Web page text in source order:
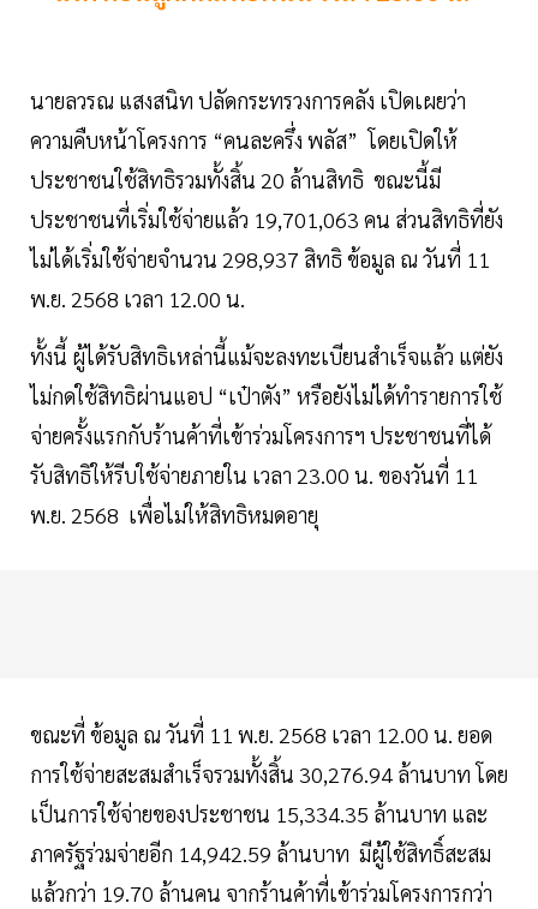
นายลวรณ แสงสนิท ปลัดกระทรวงการคลัง เปิดเผยว่า
ความคืบหน้าโครงการ “คนละครึ่ง พลัส” โดยเปิดให้
ประชาชนใช้สิทธิรวมทั้งสิ้น 20 ล้านสิทธิ ขณะนี้มี
ประชาชนที่เริ่มใช้จ่ายแล้ว 19,701,063 คน ส่วนสิทธิที่ยัง
ไม่ได้เริ่มใช้จ่ายจำนวน 298,937 สิทธิ ข้อมูล ณ วันที่ 11
พ.ย. 2568 เวลา 12.00 น.
ทั้งนี้ ผู้ได้รับสิทธิเหล่านี้แม้จะลงทะเบียนสำเร็จแล้ว แต่ยัง
ไม่กดใช้สิทธิผ่านแอป “เป๋าตัง” หรือยังไม่ได้ทำรายการใช้
จ่ายครั้งแรกกับร้านค้าที่เข้าร่วมโครงการฯ ประชาชนที่ได้
รับสิทธิให้รีบใช้จ่ายภายใน เวลา 23.00 น. ของวันที่ 11
พ.ย. 2568 เพื่อไม่ให้สิทธิหมดอายุ
ขณะที่ ข้อมูล ณ วันที่ 11 พ.ย. 2568 เวลา 12.00 น. ยอด
การใช้จ่ายสะสมสำเร็จรวมทั้งสิ้น 30,276.94 ล้านบาท โดย
เป็นการใช้จ่ายของประชาชน 15,334.35 ล้านบาท และ
ภาครัฐร่วมจ่ายอีก 14,942.59 ล้านบาท มีผู้ใช้สิทธิ์สะสม
แล้วกว่า 19.70 ล้านคน จากร้านค้าที่เข้าร่วมโครงการกว่า